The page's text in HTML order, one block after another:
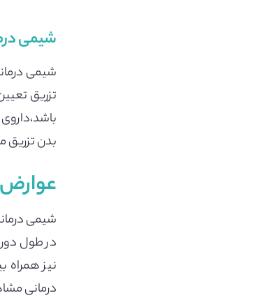
شیمی
شیمی
تزریق
بدن
شیمی
در طول
نیز همراه
درمانی